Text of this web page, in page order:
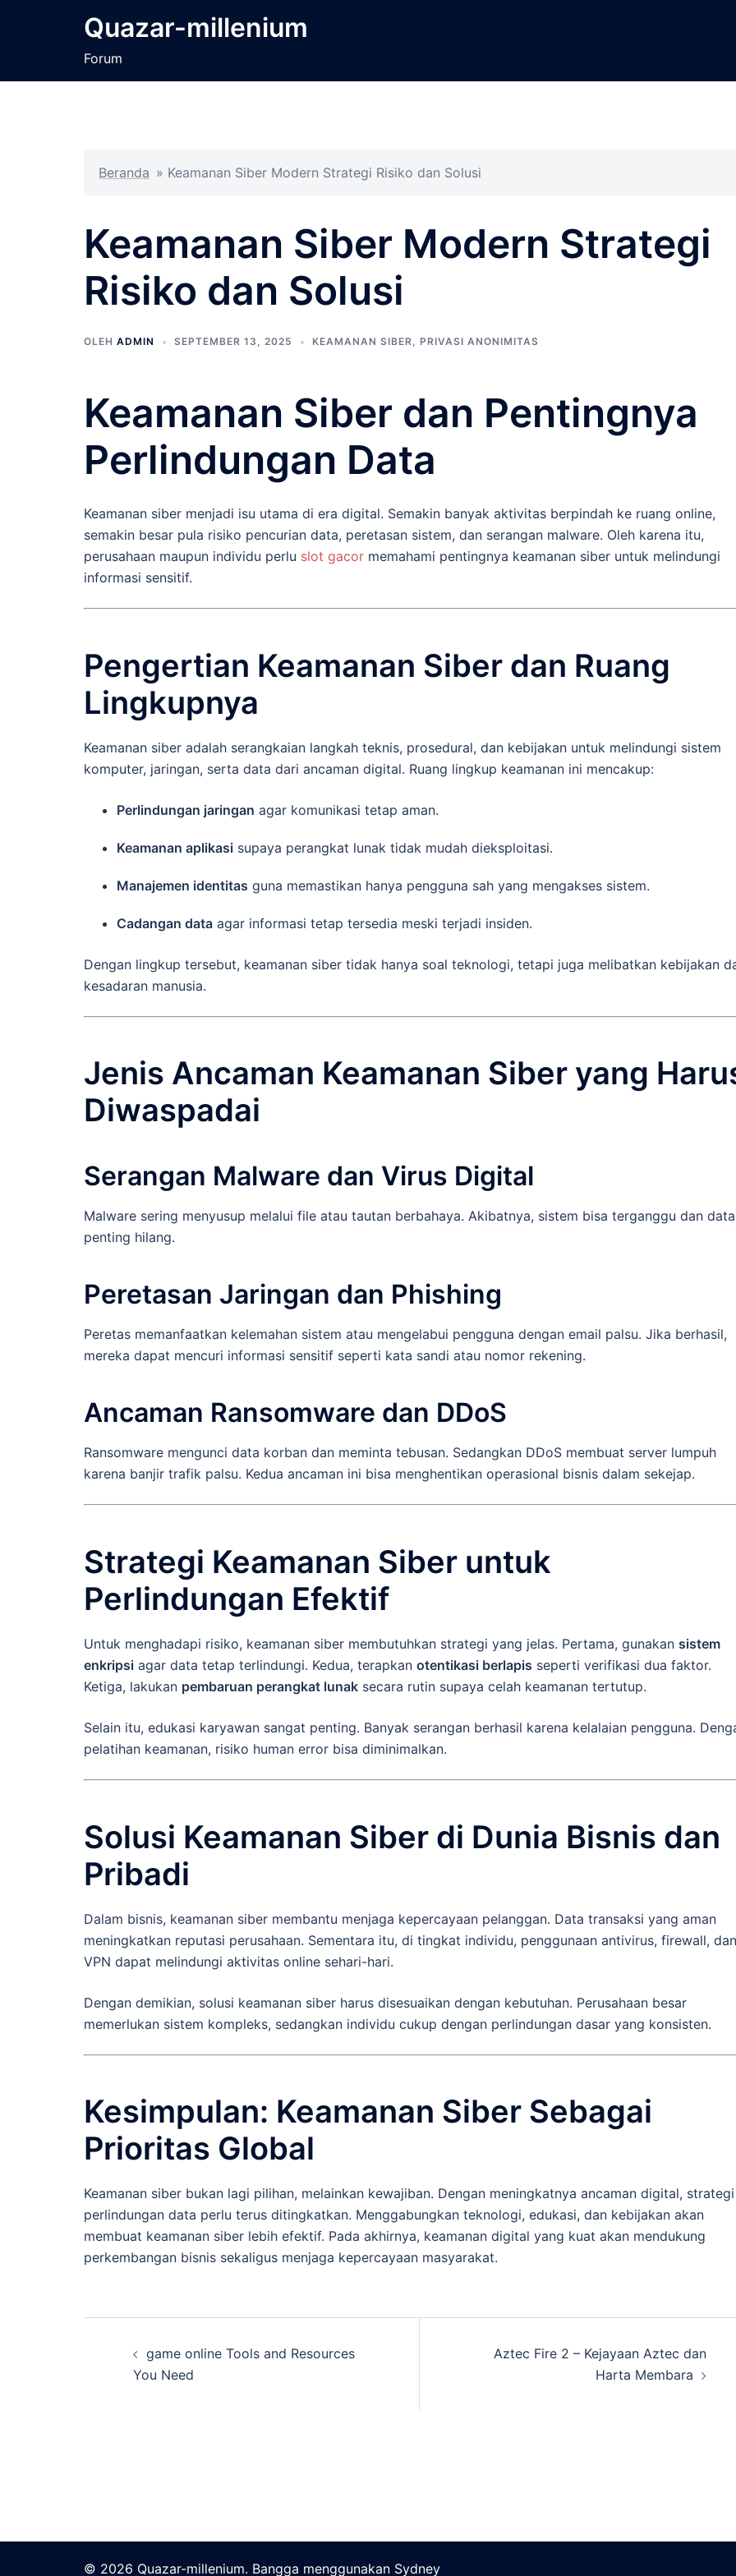
Quazar-millenium
Forum
Beranda » Keamanan Siber Modern Strategi Risiko dan Solusi
Keamanan Siber Modern Strategi
Risiko dan Solusi
OLEH ADMIN SEPTEMBER 13, 2025 KEAMANAN SIBER, PRIVASI ANONIMITAS
Keamanan Siber dan Pentingnya
Perlindungan Data
Keamanan siber menjadi isu utama di era digital. Semakin banyak aktivitas berpindah ke ruang online,
semakin besar pula risiko pencurian data, peretasan sistem, dan serangan malware. Oleh karena itu,
perusahaan maupun individu perlu slot gacor memahami pentingnya keamanan siber untuk melindungi
informasi sensitif.
Pengertian Keamanan Siber dan Ruang
Lingkupnya
Keamanan siber adalah serangkaian langkah teknis, prosedural, dan kebijakan untuk melindungi sistem
komputer, jaringan, serta data dari ancaman digital. Ruang lingkup keamanan ini mencakup:
Perlindungan jaringan agar komunikasi tetap aman.
Keamanan aplikasi supaya perangkat lunak tidak mudah dieksploitasi.
Manajemen identitas guna memastikan hanya pengguna sah yang mengakses sistem.
Cadangan data agar informasi tetap tersedia meski terjadi insiden.
Dengan lingkup tersebut, keamanan siber tidak hanya soal teknologi, tetapi juga melibatkan kebijakan
kesadaran manusia.
Jenis Ancaman Keamanan Siber yang
Diwaspadai
Serangan Malware dan Virus Digital
Malware sering menyusup melalui file atau tautan berbahaya. Akibatnya, sistem bisa terganggu dan data
penting hilang.
Peretasan Jaringan dan Phishing
Peretas memanfaatkan kelemahan sistem atau mengelabui pengguna dengan email palsu. Jika berhasil,
mereka dapat mencuri informasi sensitif seperti kata sandi atau nomor rekening.
Ancaman Ransomware dan DDoS
Ransomware mengunci data korban dan meminta tebusan. Sedangkan DDoS membuat server lumpuh
karena banjir trafik palsu. Kedua ancaman ini bisa menghentikan operasional bisnis dalam sekejap.
Strategi Keamanan Siber untuk
Perlindungan Efektif
Untuk menghadapi risiko, keamanan siber membutuhkan strategi yang jelas. Pertama, gunakan sistem
enkripsi agar data tetap terlindungi. Kedua, terapkan otentikasi berlapis seperti verifikasi dua faktor.
Ketiga, lakukan pembaruan perangkat lunak secara rutin supaya celah keamanan tertutup.
Selain itu, edukasi karyawan sangat penting. Banyak serangan berhasil karena kelalaian pengguna.
pelatihan keamanan, risiko human error bisa diminimalkan.
Solusi Keamanan Siber di Dunia Bisnis dan
Pribadi
Dalam bisnis, keamanan siber membantu menjaga kepercayaan pelanggan. Data transaksi yang aman
meningkatkan reputasi perusahaan. Sementara itu, di tingkat individu, penggunaan antivirus, firewall, dan
VPN dapat melindungi aktivitas online sehari-hari.
Dengan demikian, solusi keamanan siber harus disesuaikan dengan kebutuhan. Perusahaan besar
memerlukan sistem kompleks, sedangkan individu cukup dengan perlindungan dasar yang konsisten.
Kesimpulan: Keamanan Siber Sebagai
Prioritas Global
Keamanan siber bukan lagi pilihan, melainkan kewajiban. Dengan meningkatnya ancaman digital, strategi
perlindungan data perlu terus ditingkatkan. Menggabungkan teknologi, edukasi, dan kebijakan akan
membuat keamanan siber lebih efektif. Pada akhirnya, keamanan digital yang kuat akan mendukung
perkembangan bisnis sekaligus menjaga kepercayaan masyarakat.
Tulisangame online Tools and Resources
You Need
Aztec Fire 2 – Kejayaan Aztec dan
Harta Membara
© 2026 Quazar-millenium. Bangga menggunakan Sydney